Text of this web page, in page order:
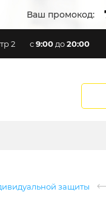
Ваш промокод:
2 с9:00 до20:00
защиты